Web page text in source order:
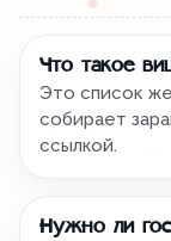
Что такое
Это список
собирает
ссылкой.
Нужно ли